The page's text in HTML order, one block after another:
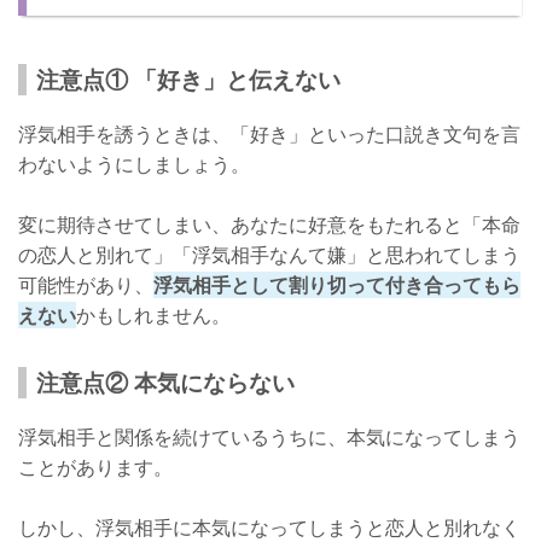
注意点① 「好き」と伝えない
浮気相手を誘うときは、「好き」といった口説き文句を言
わないようにしましょう。
変に期待させてしまい、あなたに好意をもたれると「本命
の恋人と別れて」「浮気相手なんて嫌」と思われてしまう
可能性があり、 浮気相手として割り切って付き合ってもら
えないかもしれません。
注意点② 本気にならない
浮気相手と関係を続けているうちに、本気になってしまう
ことがあります。
しかし、浮気相手に本気になってしまうと恋人と別れなく